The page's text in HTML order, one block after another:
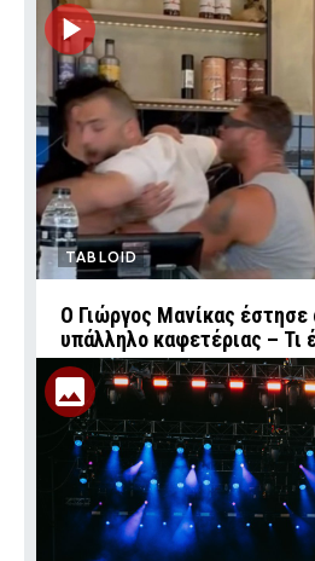
TABLOID
Ο Γιώργος Μανίκας
υπάλληλο καφετέριας – Τι